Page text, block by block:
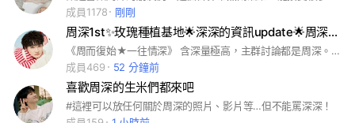
成員1178
剛剛
周深1st✨玫瑰種植基地🌟深深的資訊update🌟周深ﮩ٨ــ9.29ـﮩ٨ـ
《周而復始★一往情深》 含深量極高，主群討論都是周深。 我只想接收周深的資訊怎麼辦？ →留在主群即可 我已成年想聊天講一些幹話？ →可自行前往分群成年人的茶水間 我未成年可以去？ →可以到分群好好學習區跟同好交流 我想買點周深解解饞？ →可以到分群沒花錢難受區 我要去看演唱會了！ →可以到分群周深演唱會區交流喔！ 管理員不是好人，也不想裝好人，慎入。在「人不犯我 我不犯人」的情況下，是很和善的。 #周深 #卡布叻 #周淺 #周星星 #周果子 #周可可 #卡布叻男團 #周深菜團 #929Hz #深深的 #生米 #大魚 #花開忘憂 #歌手 #狼米
成員469
52 分鐘前
喜歡周深的生米們都來吧
#這裡可以放任何關於周深的照片、影片等…但不能罵深深！